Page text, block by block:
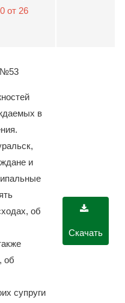
от 26
№53
в
и
об
об
супруги
Скачать